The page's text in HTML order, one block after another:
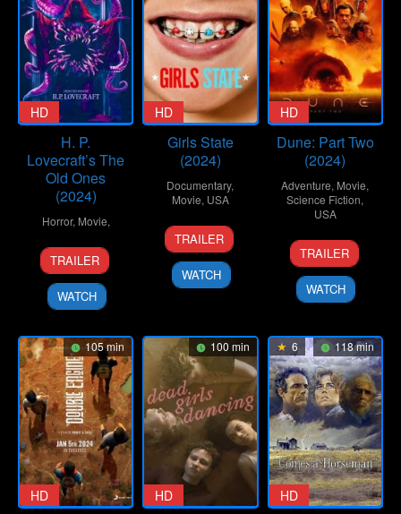
HD
H. P.
Lovecraft’s The
Old Ones
(2024)
Horror, Movie,
19
Jan
2024
Chad
Ferrin
TRAILER
WATCH
HD
Girls State
(2024)
Documentary,
Movie, USA
18
Jan
2024
Jesse
Moss
TRAILER
WATCH
HD
Dune: Part Two
(2024)
Adventure, Movie,
Science Fiction,
USA
27
Feb
2024
Denis
Villeneuve
TRAILER
WATCH
105 min
HD
100 min
HD
6 118 min
HD